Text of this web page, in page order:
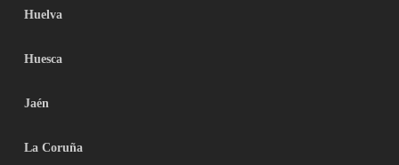
Huelva
Huesca
Jaén
La Coruña